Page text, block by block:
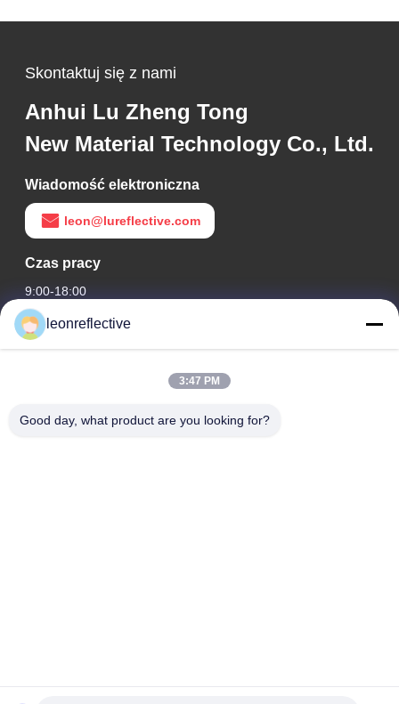
Skontaktuj się z nami
Anhui Lu Zheng Tong
New Material Technology Co., Ltd.
Wiadomość elektroniczna
leon@lureflective.com
Czas pracy
9:00-18:00
Nasz adres
2 piętro, budynek D2, Huayi Science and Technology Park,
leonreflective
3:47 PM
Good day, what product are you looking for?